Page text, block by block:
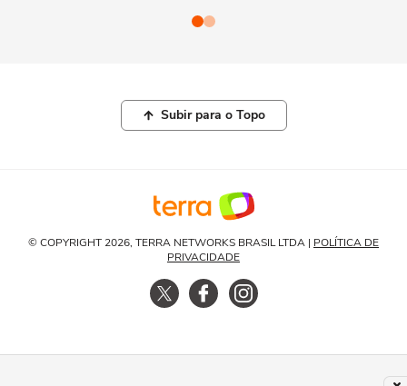
Subir para o Topo
© COPYRIGHT 2026, TERRA NETWORKS BRASIL LTDA | POLÍTICA DE
PRIVACIDADE